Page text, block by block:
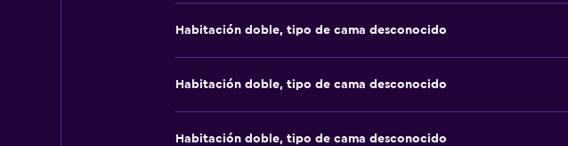
Habitación doble, tipo de cama desconocido
Habitación doble, tipo de cama desconocido
Habitación doble, tipo de cama desconocido